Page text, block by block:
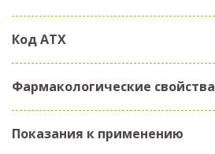
Код АТX
Фармакологические свойства
Показания к применению